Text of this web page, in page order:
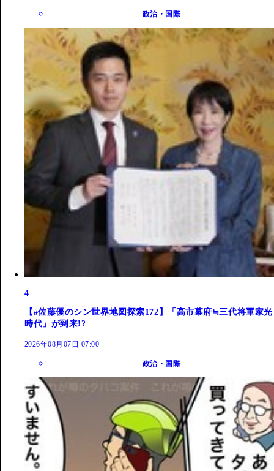
政治・国際
4
【#佐藤優のシン世界地図探索172】「高市幕府≒三代将軍家光
時代」が到来!?
2026年08月07日 07:00
政治・国際